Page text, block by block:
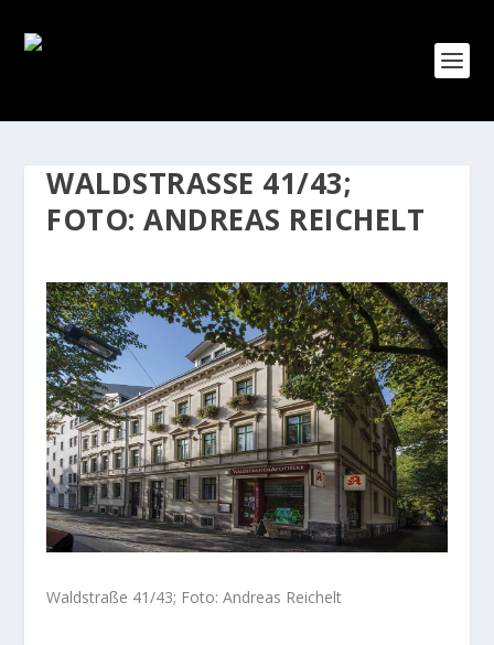
WALDSTRASSE 41/43; F
OTO: ANDREAS REICHELT
Waldstraße 41/43; Foto: Andreas Reichelt